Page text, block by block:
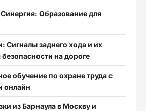
Образование для
Сигналы заднего хода и их
безопасности на дороге
обучение по охране труда с
онлайн
из Барнаула в Москву и